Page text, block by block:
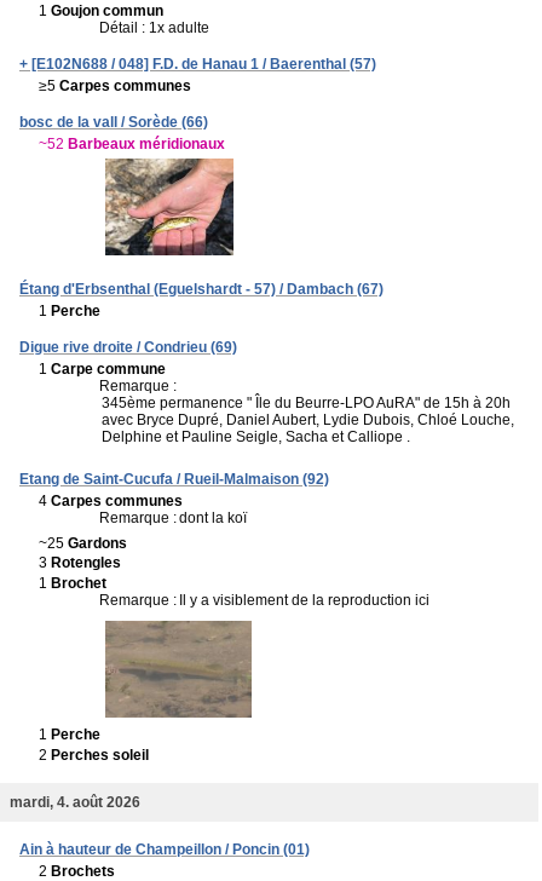
1 Goujon commun
Détail : 1x adulte
+ [E102N688 / 048] F.D. de Hanau 1 / Baerenthal (57)
≥5 Carpes communes
bosc de la vall / Sorède (66)
~52 Barbeaux méridionaux
Étang d'Erbsenthal (Eguelshardt - 57) / Dambach (67)
1 Perche
Digue rive droite / Condrieu (69)
1 Carpe commune
Remarque :
345ème permanence " Île du Beurre-LPO AuRA" de 15h à 20h
avec Bryce Dupré, Daniel Aubert, Lydie Dubois, Chloé Louche,
Delphine et Pauline Seigle, Sacha et Calliope .
Etang de Saint-Cucufa / Rueil-Malmaison (92)
4 Carpes communes
Remarque :dont la koï
~25 Gardons
3 Rotengles
1 Brochet
Remarque : Il y a visiblement de la reproduction ici
1 Perche
2 Perches soleil
mardi, 4. août 2026
Ain à hauteur de Champeillon / Poncin (01)
2 Brochets